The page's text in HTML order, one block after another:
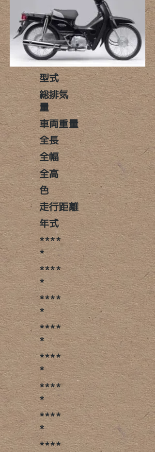
​型式
​総排気
量
車両重量
全長
全幅
全高
色
走行距離
年式
****
*
****
*
****
*
****
*
****
*
****
*
****
*
****